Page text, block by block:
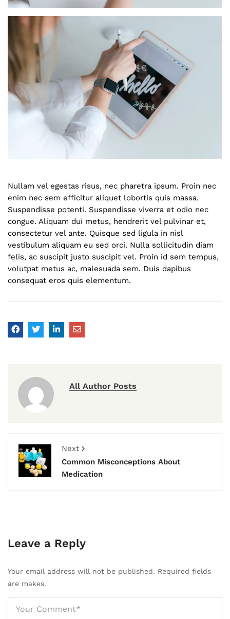
Nullam vel egestas risus, nec pharetra ipsum. Proin nec
enim nec sem efficitur aliquet lobortis quis massa.
Suspendisse potenti. Suspendisse viverra et odio nec
congue. Aliquam dui metus, hendrerit vel pulvinar et,
consectetur vel ante. Quisque sed ligula in nisl
vestibulum aliquam eu sed orci. Nulla sollicitudin diam
felis, ac suscipit justo suscipit vel. Proin id sem tempus,
volutpat metus ac, malesuada sem. Duis dapibus
consequat eros quis elementum.
All Author Posts
Next
Common Misconceptions About
Medication
Leave a Reply
Your email address will not be published. Required fields
are makes.